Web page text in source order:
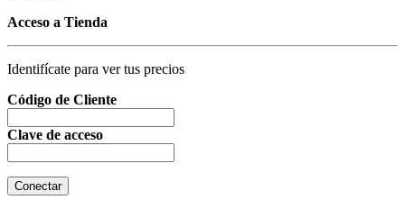
Acceso a Tienda
Identifícate para ver tus precios
Código de Cliente
Clave de acceso